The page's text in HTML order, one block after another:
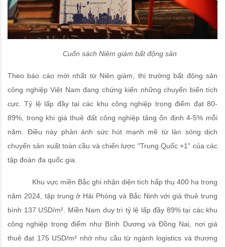
Cuốn sách Niêm giám bất động sản
Theo báo cáo mới nhất từ Niên giám, thị trường bất động sản
công nghiệp Việt Nam đang chứng kiến những chuyển biến tích
cực. Tỷ lệ lấp đầy tại các khu công nghiệp trọng điểm đạt 80-
89%, trong khi giá thuê đất công nghiệp tăng ổn định 4-5% mỗi
năm. Điều này phản ánh sức hút mạnh mẽ từ làn sóng dịch
chuyển sản xuất toàn cầu và chiến lược "Trung Quốc +1" của các
tập đoàn đa quốc gia.
Khu vực miền Bắc ghi nhận diện tích hấp thụ 400 ha trong
năm 2024, tập trung ở Hải Phòng và Bắc Ninh với giá thuê trung
bình 137 USD/m². Miền Nam duy trì tỷ lệ lấp đầy 89% tại các khu
công nghiệp trọng điểm như Bình Dương và Đồng Nai, nơi giá
thuê đạt 175 USD/m² nhờ nhu cầu từ ngành logistics và thương